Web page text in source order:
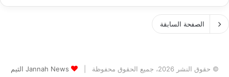
الصفحة السابقة
© حقوق النشر 2026، جميع الحقوق محفوظة | Jannah News الثيم